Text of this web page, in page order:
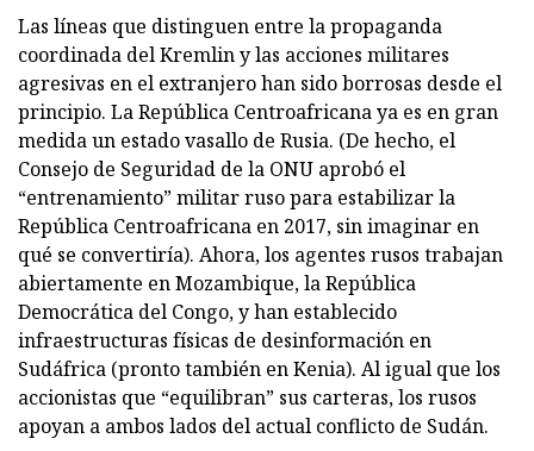
Las líneas que distinguen entre la propaganda
coordinada del Kremlin y las acciones militares
agresivas en el extranjero han sido borrosas desde el
principio. La República Centroafricana ya es en gran
medida un estado vasallo de Rusia. (De hecho, el
Consejo de Seguridad de la ONU aprobó el
“entrenamiento” militar ruso para estabilizar la
República Centroafricana en 2017, sin imaginar en
qué se convertiría). Ahora, los agentes rusos trabajan
abiertamente en Mozambique, la República
Democrática del Congo, y han establecido
infraestructuras físicas de desinformación en
Sudáfrica (pronto también en Kenia). Al igual que los
accionistas que “equilibran” sus carteras, los rusos
apoyan a ambos lados del actual conflicto de Sudán.